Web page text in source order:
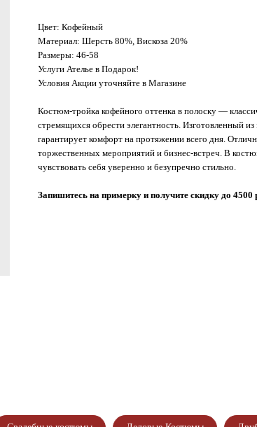
Цвет: Кофейный
Материал: Шерсть 80%, Вискоза 20%
Размеры: 46-58
Услуги Ателье в Подарок!
Условия Акции уточняйте в Магазине
Костюм-тройка кофейного оттенка в полоску —
стремящихся обрести элегантность. Изготовленный
гарантирует комфорт на протяжении всего дня.
торжественных мероприятий и бизнес-встреч. В
чувствовать себя уверенно и безупречно стильно.
Запишитесь на примерку и получите скидку до 4500